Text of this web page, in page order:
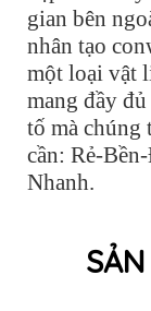
gian bên
nhân tạo
một loại vật
mang đầy đủ
tố mà chúng
cần: Rẻ-
Nhanh.